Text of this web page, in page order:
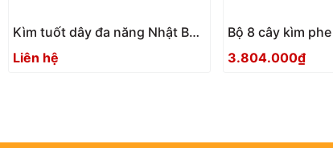
Kìm tuốt dây đa năng Nhật Bản
Tsunoda MWS-200
Liên hệ
Bộ 8 cây kìm
Nhật Bản
3.804.000₫